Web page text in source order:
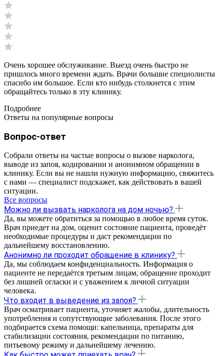
Очень хорошее обслуживание. Выезд очень быстро не
пришлось много времени ждать. Врачи большие специолисты
спасибо им большое. Если кто нибудь столкнется с этим
обращайтесь только в эту клинику.
Подробнее
Ответы на популярные вопросы
Вопрос-ответ
Собрали ответы на частые вопросы о вызове нарколога,
выводе из запоя, кодировании и анонимном обращении в
клинику. Если вы не нашли нужную информацию, свяжитесь
с нами — специалист подскажет, как действовать в вашей
ситуации.
Все вопросы
Можно ли вызвать нарколога на дом ночью?
Да, вы можете обратиться за помощью в любое время суток.
Врач приедет на дом, оценит состояние пациента, проведёт
необходимые процедуры и даст рекомендации по
дальнейшему восстановлению.
Анонимно ли проходит обращение в клинику?
Да, мы соблюдаем конфиденциальность. Информация о
пациенте не передаётся третьим лицам, обращение проходит
без лишней огласки и с уважением к личной ситуации
человека.
Что входит в выведение из запоя?
Врач осматривает пациента, уточняет жалобы, длительность
употребления и сопутствующие заболевания. После этого
подбирается схема помощи: капельница, препараты для
стабилизации состояния, рекомендации по питанию,
питьевому режиму и дальнейшему лечению.